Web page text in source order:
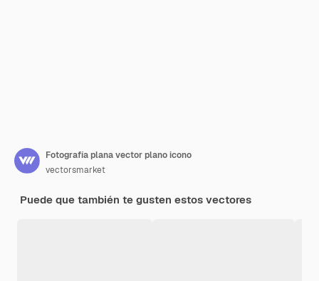
Fotografía plana vector plano icono
vectorsmarket
Puede que también te gusten estos vectores